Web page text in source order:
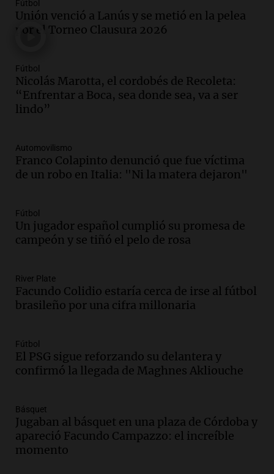
sea, va a ser lindo”
La Cadena del Gol
Episodios
en ludopatía: “Tener el casino en la
mano es muy peligroso”
La Argentina, hoy
Episodios
sobre los parques educativos
Amamos Argentina
Episodios
traerá más lluvias y eventos extremos
durante la primavera
Informados al regreso
restablecer el servicio de electricidad
tras fuertes vientos
Panorama Federal
Audio.
los empresarios del país cree que la
economía mejorará el próximo año
Audio. Carolina Losada: "Faltó que el
oficialismo la explique mejor" sobre la
ley de propiedad privada
Informados al regreso
Fútbol
Unión venció a Lanús y se metió en la pelea
por el Torneo Clausura 2026
Fútbol
Nicolás Marotta, el cordobés de Recoleta:
“Enfrentar a Boca, sea donde sea, va a ser
lindo”
Automovilismo
Franco Colapinto denunció que fue víctima
de un robo en Italia: "Ni la matera dejaron"
Fútbol
Un jugador español cumplió su promesa de
campeón y se tiñó el pelo de rosa
River Plate
Facundo Colidio estaría cerca de irse al fútbol
brasileño por una cifra millonaria
Fútbol
El PSG sigue reforzando su delantera y
confirmó la llegada de Maghnes Akliouche
Básquet
Jugaban al básquet en una plaza de Córdoba y
apareció Facundo Campazzo: el increíble
momento